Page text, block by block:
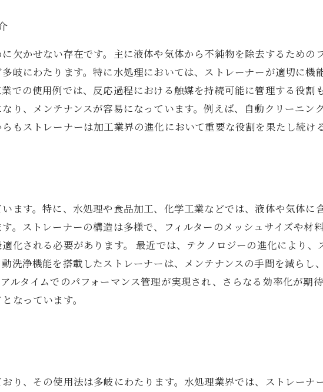
トレーナー：進化し続ける技術と新たな可能性
欠かせない存在です。主に液体や気体から不純物を除去するための
岐にわたります。特に水処理においては、ストレーナーが適切に機
での使用例では、反応過程における触媒を持続可能に管理する役割
り、メンテナンスが容易になっています。例えば、自動クリーニン
もストレーナーは加工業界の進化において重要な役割を果たし続け
ます。特に、水処理や食品加工、化学工業などでは、液体や気体に
。ストレーナーの構造は多様で、フィルターのメッシュサイズや材
化される必要があります。 最近では、テクノロジーの進化により、
洗浄機能を搭載したストレーナーは、メンテナンスの手間を減らし
ルタイムでのパフォーマンス管理が実現され、さらなる効率化が期
なっています。
り、その使用法は多岐にわたります。水処理業界では、ストレーナ